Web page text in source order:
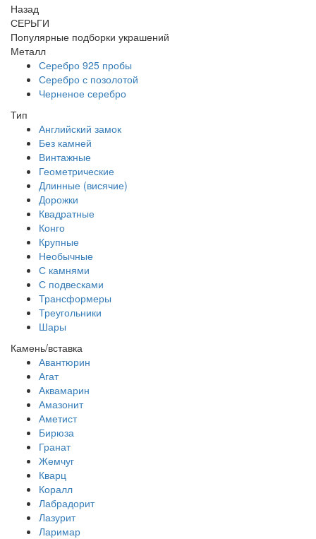
Назад
СЕРЬГИ
Популярные подборки украшений
Металл
Серебро 925 пробы
Серебро с позолотой
Черненое серебро
Тип
Английский замок
Без камней
Винтажные
Геометрические
Длинные (висячие)
Дорожки
Квадратные
Конго
Крупные
Необычные
С камнями
С подвесками
Трансформеры
Треугольники
Шары
Камень/вставка
Авантюрин
Агат
Аквамарин
Амазонит
Аметист
Бирюза
Гранат
Жемчуг
Кварц
Коралл
Лабрадорит
Лазурит
Ларимар